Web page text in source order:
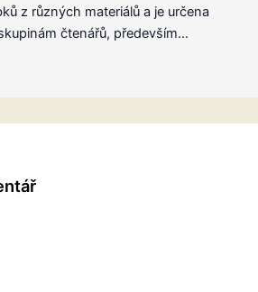
z různých materiálů a je určena
čtenářů, především…